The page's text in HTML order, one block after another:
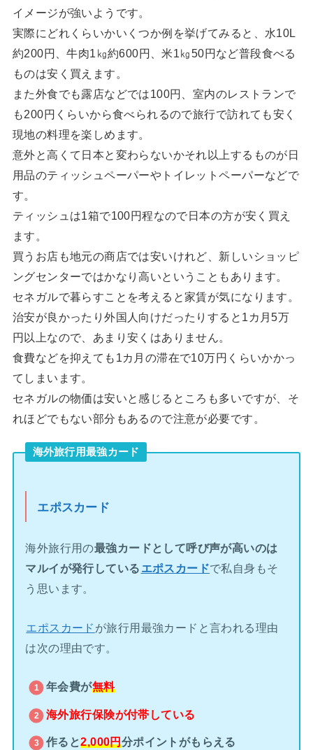
イメージが強いようです。
実際にどれくらいかいくつか例を挙げてみると、水10L
約200円、牛肉1㎏約600円、米1㎏50円など普段食べる
ものは安く買えます。
また外食でも露店などでは100円、室内のレストランで
も200円くらいから食べられるので旅行で訪れても安く
現地の料理を楽しめます。
意外と高くて日本と変わらないかそれ以上するものが日
用品のティッシュペーパーやトイレットペーパーなどで
す。
ティッシュは1箱で100円程なので日本の方が安く買え
ます。
買うお店も地元の商店では安いけれど、新しいショッピ
ングセンターではかなり高いということもあります。
セネガルで暮らすことを考えると家賃が気になります。
治安が良かったり外国人向けだったりすると1カ月5万
円以上なので、あまり安くはありません。
食費などを抑えても1カ月の滞在で10万円くらいかかっ
てしまいます。
セネガルの物価は安いと感じるところも多いですが、そ
れほどでもない部分もあるので注意が必要です。
海外旅行用最強カード
エポスカード
海外旅行用の最強カードとして呼び声が高いのは
マルイが発行している エポスカードで私自身もそ
う思います。
エポスカード が旅行用最強カードと言われる理由
は次の理由です。
年会費が無料
海外旅行保険が付帯している
作ると2,000円分ポイントがもらえる